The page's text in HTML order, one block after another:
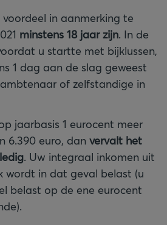
in aanmerking te
minstens 18 jaar zijn. In de
u startte met bijklussen,
1 dag aan de slag geweest
of zelfstandige in
jaarbasis 1 eurocent meer
6.390 euro, dan vervalt het
. Uw integraal inkomen uit
wordt in dat geval belast (u
belast op de ene eurocent